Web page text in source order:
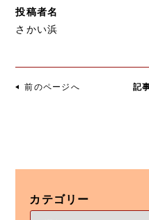
投稿者名
さかい浜
前のページへ 記
カテゴリー